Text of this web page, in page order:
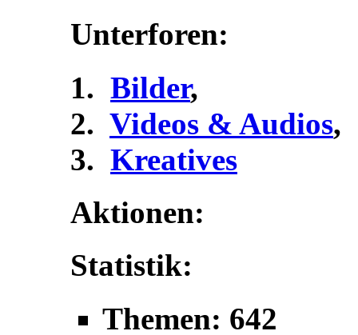
Unterforen:
Bilder,
Videos & Audios,
Kreatives
Aktionen:
Statistik:
Themen: 642